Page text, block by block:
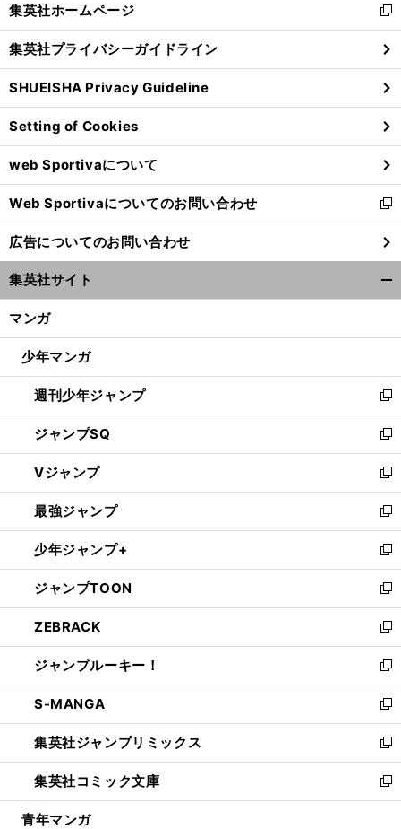
閉
る
集英社ホームページ
新
し
い
ウ
ィ
ン
ド
ウ
で
開
く
集英社プライバシーガイドライン
SHUEISHA Privacy Guideline
Setting of Cookies
web Sportivaについて
Web Sportivaについてのお問い合わせ
新
し
い
ウ
ィ
ン
ウ
開
く
広告についてのお問い合わせ
集英社サイト
マンガ
少年マンガ
週刊少年ジャンプ
新
し
い
ウ
ィ
ン
ド
ウ
で
開
く
ジャンプSQ
新
し
い
ウ
ィ
ン
ド
ウ
で
開
く
Vジャンプ
新
し
い
ウ
ィ
ン
ド
ウ
で
開
く
最強ジャンプ
新
し
い
ウ
ィ
ン
ド
ウ
で
開
く
少年ジャンプ+
新
し
い
ウ
ィ
ン
ド
ウ
で
開
く
ジャンプTOON
新
し
い
ウ
ィ
ン
ド
ウ
で
開
く
ZEBRACK
新
し
い
ウ
ィ
ン
ド
ウ
で
開
ジャンプルーキー！
新
し
い
ウ
ィ
ン
ド
ウ
S-MANGA
新
し
い
ウ
ィ
ン
集英社ジャンプリミックス
新
し
い
ウ
集英社コミック文庫
新
し
青年マンガ